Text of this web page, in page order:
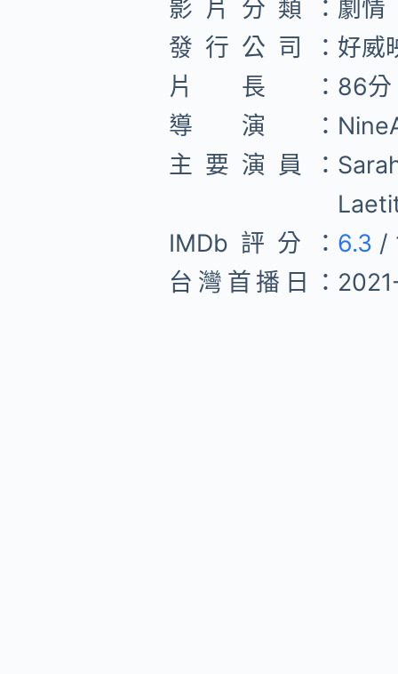
影片分類： 劇情
發行公司： 好威
片長： 86分
導演：
主要演員：
IMDb評分： 6.3 /
台灣首播日：